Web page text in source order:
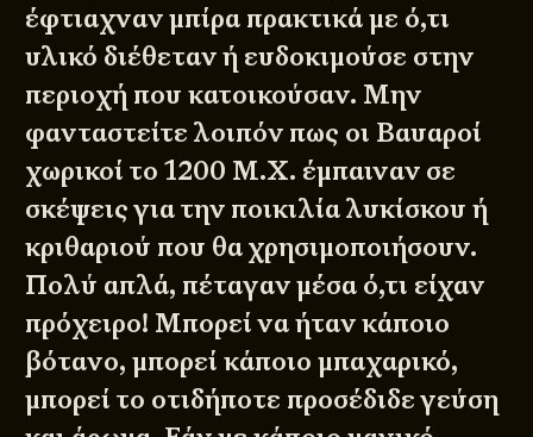
έφτιαχναν μπίρα πρακτικά με ό,τι
υλικό διέθεταν ή ευδοκιμούσε στην
περιοχή που κατοικούσαν. Μην
φανταστείτε λοιπόν πως οι Βαυαροί
χωρικοί το 1200 Μ.Χ. έμπαιναν σε
σκέψεις για την ποικιλία λυκίσκου ή
κριθαριού που θα χρησιμοποιήσουν.
Πολύ απλά, πέταγαν μέσα ό,τι είχαν
πρόχειρο! Μπορεί να ήταν κάποιο
βότανο, μπορεί κάποιο μπαχαρικό,
μπορεί το οτιδήποτε προσέδιδε γεύση